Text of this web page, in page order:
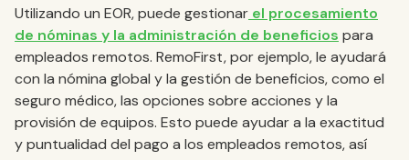
Utilizando un EOR, puede gestionar el procesamiento
de nóminas y la administración de beneficios para
empleados remotos. RemoFirst, por ejemplo, le ayudará
con la nómina global y la gestión de beneficios, como el
seguro médico, las opciones sobre acciones y la
provisión de equipos. Esto puede ayudar a la exactitud
y puntualidad del pago a los empleados remotos, así